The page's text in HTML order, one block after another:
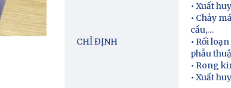
CHỈ ĐỊNH
• Xuất
• Chảy
cầu,…
• Rối
phẫu
• Rong
• Xuất